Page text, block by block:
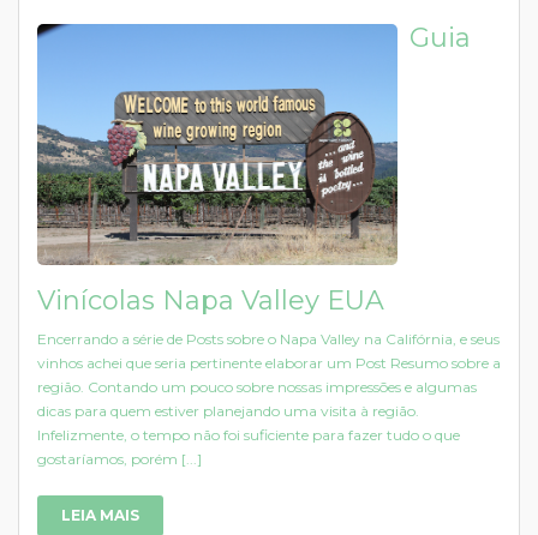
Guia
Vinícolas Napa Valley EUA
Encerrando a série de Posts sobre o Napa Valley na Califórnia, e seus
vinhos achei que seria pertinente elaborar um Post Resumo sobre a
região. Contando um pouco sobre nossas impressões e algumas
dicas para quem estiver planejando uma visita à região.
Infelizmente, o tempo não foi suficiente para fazer tudo o que
gostaríamos, porém [...]
LEIA MAIS